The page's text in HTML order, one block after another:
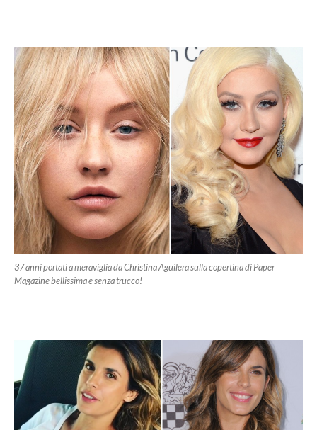
37 anni portati a meraviglia da Christina Aguilera sulla copertina di Paper
Magazine bellissima e senza trucco!